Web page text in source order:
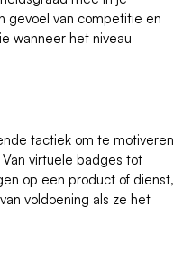
gevoel van competitie en
wanneer het niveau
tactiek om te motiveren
virtuele badges tot
op een product of dienst,
voldoening als ze het